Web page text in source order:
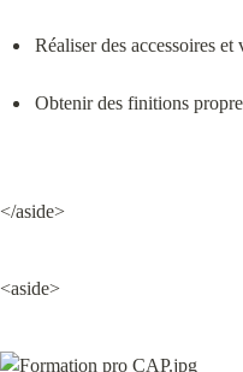
Réaliser des accessoires et
Obtenir des finitions
</aside>
<aside>